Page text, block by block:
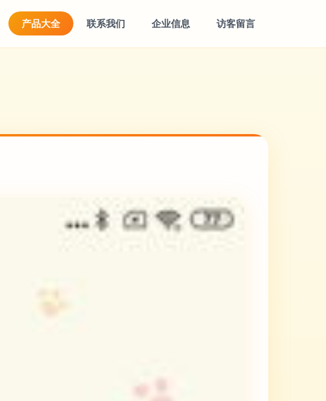
产品大全 联系我们 企业信息 访客留言